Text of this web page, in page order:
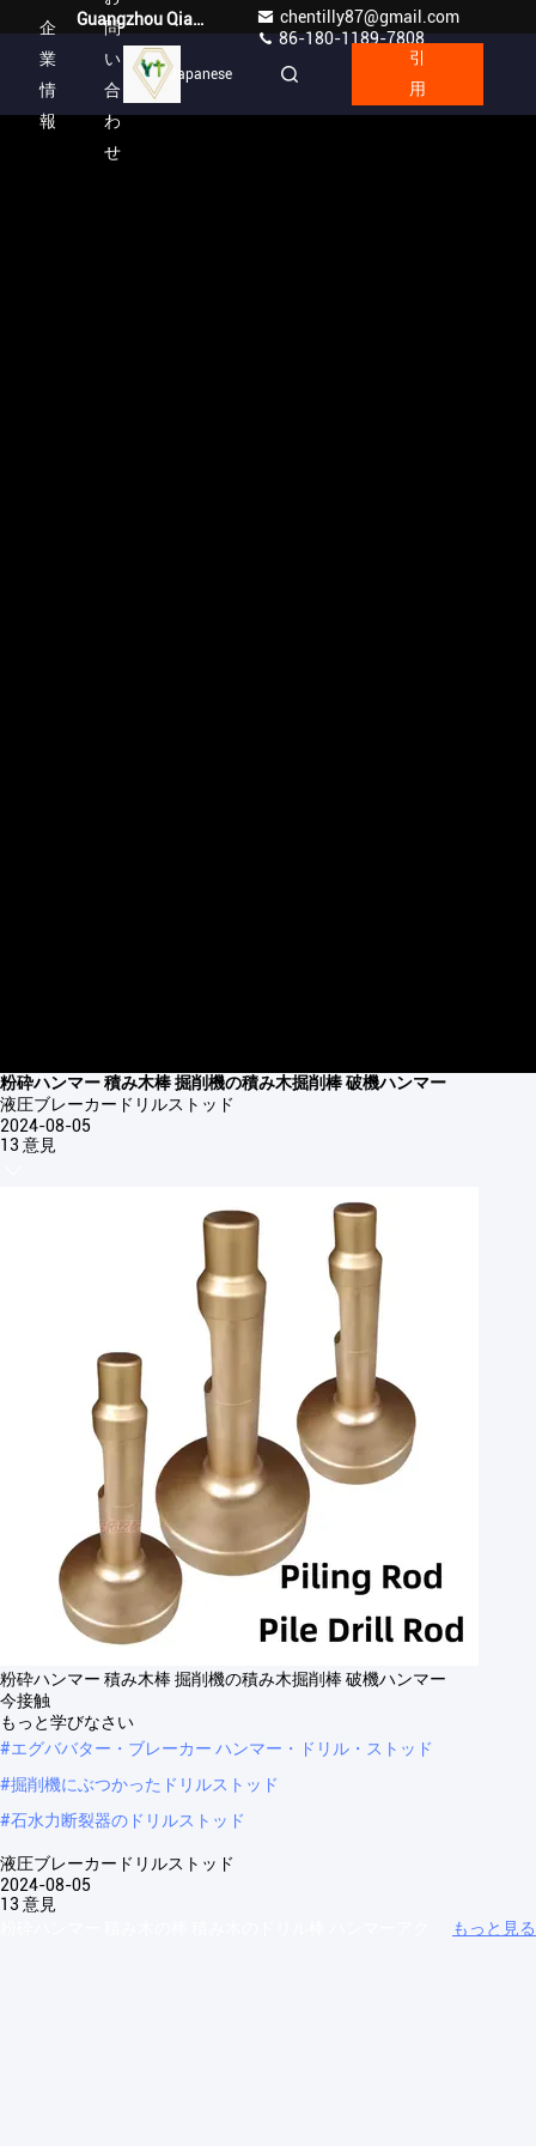
Guangzhou Qianyuan Construction Machinery Co,.LTD
chentilly87@gmail.com
86-180-1189-7808
企
業
情
報
問
い
合
わ
せ
Japanese
引
用
粉砕ハンマー 積み木棒 掘削機の積み木掘削棒 破機ハンマー
液圧ブレーカードリルストッド
2024-08-05
13 意見
粉砕ハンマー 積み木棒 掘削機の積み木掘削棒 破機ハンマー
今接触
もっと学びなさい
#エグババター・ブレーカー ハンマー・ドリル・ストッド
#掘削機にぶつかったドリルストッド
#石水力断裂器のドリルストッド
液圧ブレーカードリルストッド
2024-08-05
13 意見
もっと見る